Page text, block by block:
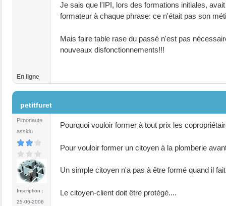
Je sais que l'IPI, lors des formations initiales,
formateur à chaque phrase: ce n'était pas son
Mais faire table rase du passé n'est pas
nouveaux disfonctionnements!!!
En ligne
petitfuret
Pimonaute
assidu
Inscription :
25-06-2006
Pourquoi vouloir former à tout prix les
Pour vouloir former un citoyen à la plomberie
Un simple citoyen n'a pas à être formé quand il
Le citoyen-client doit être protégé....